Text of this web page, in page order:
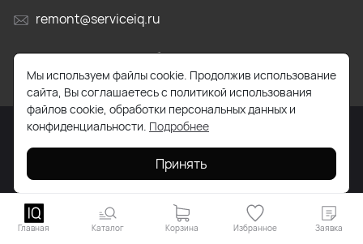
remont@serviceiq.ru
г. Краснодар, ул. Бабушкина, д. 309
2026 © Все права защищены. Работает на ReadyScript
Главная Каталог Корзина Избранное Заявка
Мы используем файлы cookie. Продолжив использование
сайта, Вы соглашаетесь с политикой использования
файлов cookie, обработки персональных данных и
конфиденциальности. Подробнее
Принять